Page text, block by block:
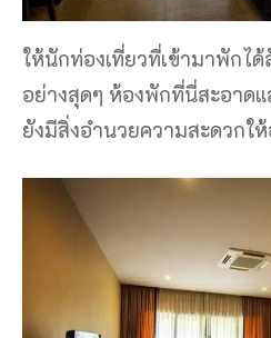
ให้นักท่องเที่ยวที่เข้ามาพักไ
อย่างสุดๆ ห้องพักที่นี่สะอาด
ยังมีสิ่งอำนวยความสะดวกใ